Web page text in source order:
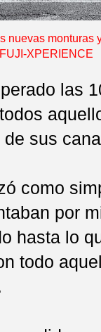
nuevas monturas
FUJI-XPERIENCE
las
sus
como
por
hasta lo
todo